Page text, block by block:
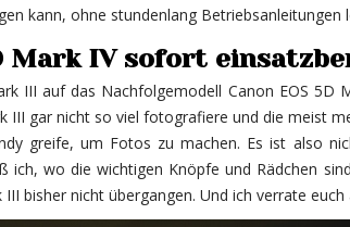
kann, ohne stundenlang Betriebsanleitungen
Mark IV sofort
III auf das Nachfolgemodell Canon EOS 5D
III gar nicht so viel fotografiere und die meist
greife, um Fotos zu machen. Es ist also
ich, wo die wichtigen Knöpfe und Rädchen
bisher nicht übergangen. Und ich verrate euch